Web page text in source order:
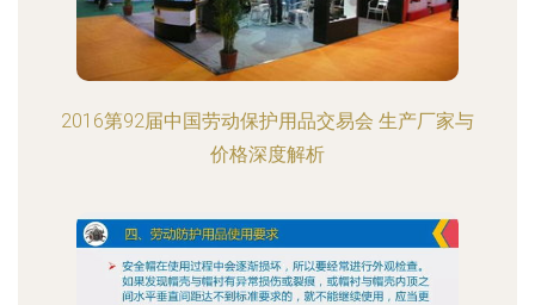
2016第92届中国劳动保护用品交易会 生产厂家与
价格深度解析